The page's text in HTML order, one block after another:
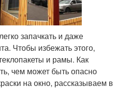
запачкать и даже
Чтобы избежать этого,
и рамы. Как
чем может быть опасно
на окно, рассказываем в